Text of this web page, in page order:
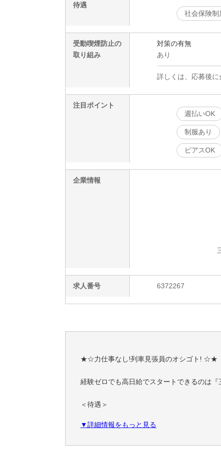
待遇
社会保険制
受動喫煙防止の
取り組み
対策の有無
あり
詳しくは、応募後
注目ポイント
週払いOK
制服あり
ピアスOK
企業情報
求人番号 6372267
★☆力仕事なし!列車見張員のオシゴト! ☆★
経験ゼロでも高日給でスタートできるのは
＜待遇＞
・原則週払い！日払いもOK！
▼詳細情報をもっと見る